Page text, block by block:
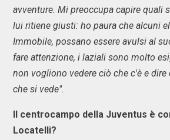
avventure. Mi preoccupa capire quali
lui ritiene giusti: ho paura che alcuni
Immobile, possano essere avulsi al
fare attenzione, i laziali sono molto
non vogliono vedere ciò che c'è e
che si vede".
Il centrocampo della Juventus è
Locatelli?